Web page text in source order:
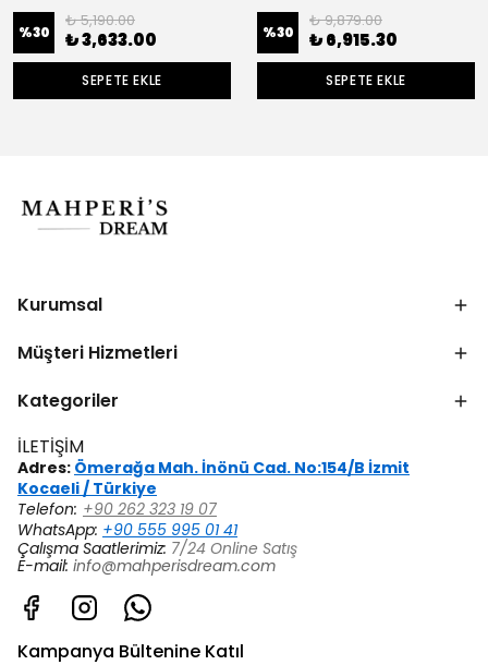
%30
₺ 5,190.00
₺ 3,633.00
SEPETE EKLE
%30
₺ 9,879.00
₺ 6,915.30
SEPETE EKLE
Kurumsal
Müşteri Hizmetleri
Kategoriler
İLETİŞİM
Adres: Ömerağa Mah. İnönü Cad. No:154/B İzmit
Kocaeli / Türkiye
Telefon: +90 262 323 19 07
WhatsApp: +90 555 995 01 41
Çalışma Saatlerimiz: 7/24 Online Satış
E-mail: info@mahperisdream.com
Kampanya Bültenine Katıl